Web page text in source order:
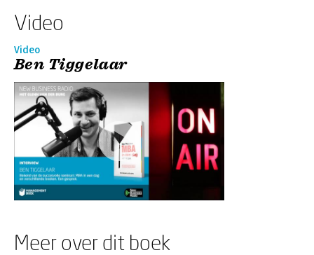
Video
Video
Ben Tiggelaar
Meer over dit boek